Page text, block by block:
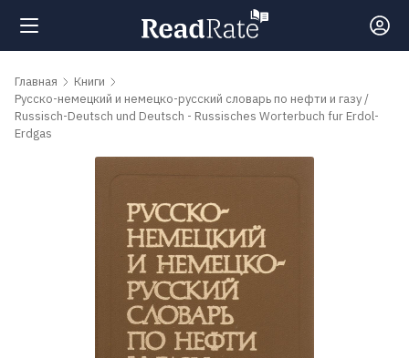
Поиск
Новости
обсуждаемые
Главная
Книги
Русско-немецкий и немецко-русский словарь по нефти и газу /
Russisch-Deutsch und Deutsch - Russisches Worterbuch fur Erdol-
Erdgas